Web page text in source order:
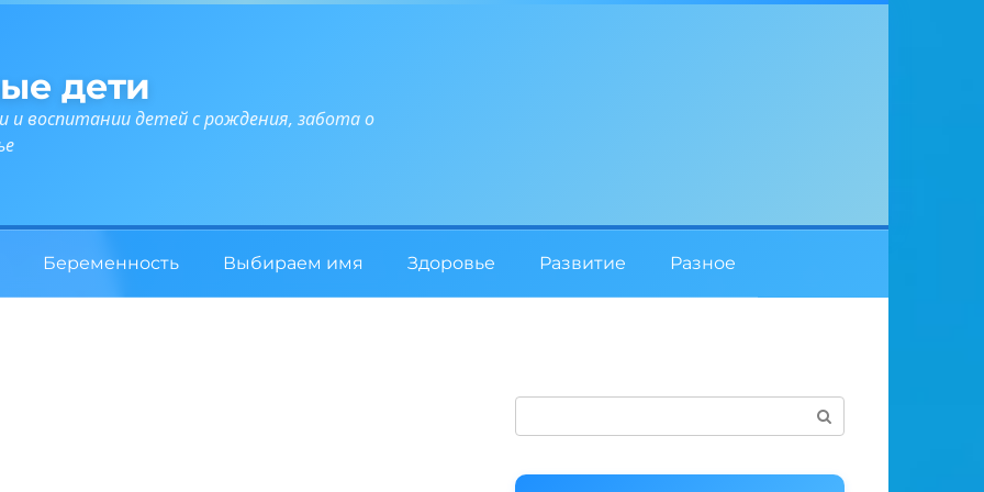
дети
и воспитании детей с рождения, забота о
Беременность Выбираем имя Здоровье Развитие Разное